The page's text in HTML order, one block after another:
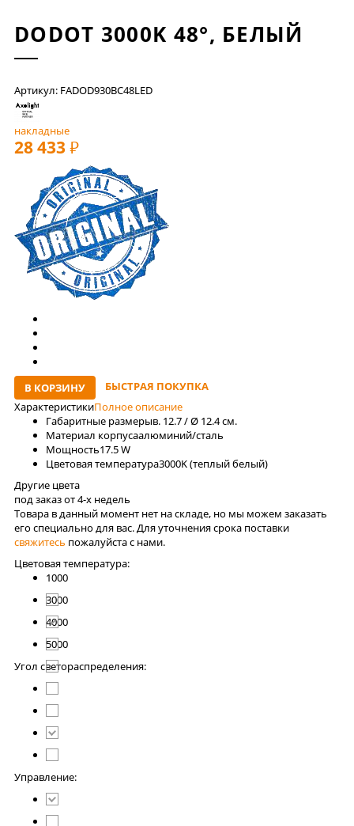
DODOT 3000K 48°, БЕЛЫЙ
Артикул: FADOD930BC48LED
накладные
28 433 РУБ
В КОРЗИНУ
БЫСТРАЯ ПОКУПКА
ХарактеристикиПолное описание
Габаритные размерыв. 12.7 / Ø 12.4 см.
Материал корпусаалюминий/сталь
Мощность17.5 W
Цветовая температура3000K (теплый белый)
Другие цвета
под заказ от 4-x недель
Товара в данный момент нет на складе, но мы можем заказать
его специально для вас. Для уточнения срока поставки
свяжитесь пожалуйста с нами.
Цветовая температура:
1000
3000
4000
5000
Угол светораспределения:
Управление: